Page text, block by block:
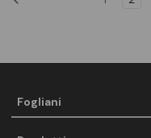
Fogliani